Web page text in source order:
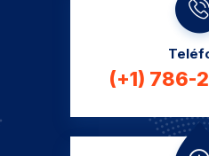
(+1) 786-